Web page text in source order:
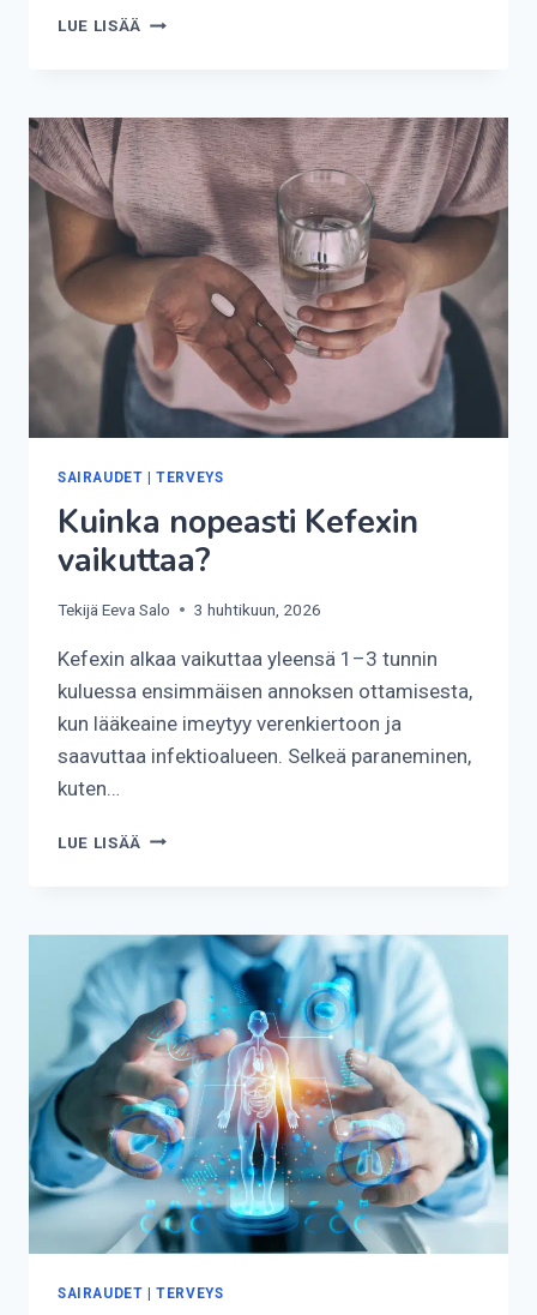
LUE LISÄÄ KUINKA
SAIRAUDET |TERVEYS
Kuinka nopeasti Kefexin
vaikuttaa?
Tekijä Eeva Salo 3 huhtikuun, 2026
Kefexin alkaa vaikuttaa yleensä 1–3 tunnin
kuluessa ensimmäisen annoksen ottamisesta,
kun lääkeaine imeytyy verenkiertoon ja
saavuttaa infektioalueen. Selkeä paraneminen,
kuten…
LUE LISÄÄ KUINKA
SAIRAUDET |TERVEYS